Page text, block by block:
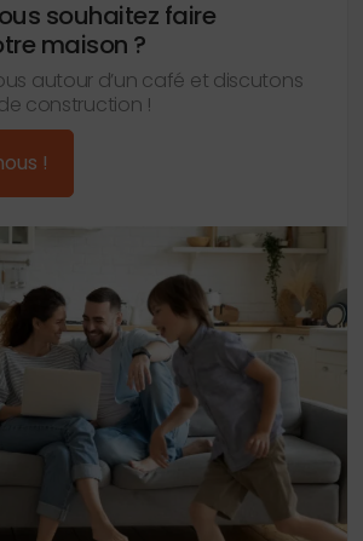
souhaitez faire
maison ?
autour d’un café et discutons
construction !
!